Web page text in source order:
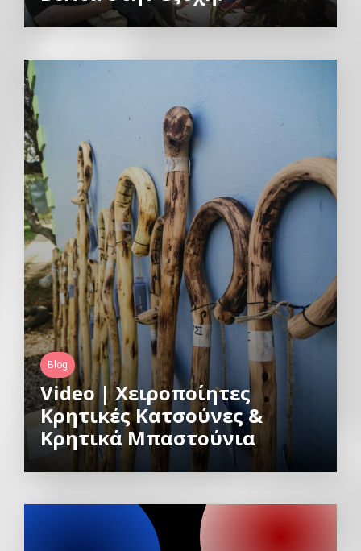
Blog
Video | Χειροποίητες
Κρητικές Κατσούνες &
Κρητικά Μπαστούνια